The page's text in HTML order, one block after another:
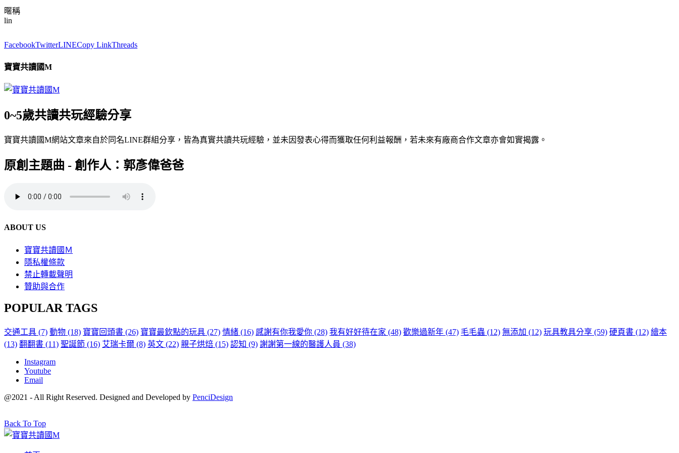
暱稱
lin
FacebookTwitterLINECopy LinkThreads
寶寶共讀國M
0~5歲共讀共玩經驗分享
寶寶共讀國M網站文章來自於同名LINE群組分享，皆為真實共讀共玩經驗，並未因發表心得而獲取任何利益報酬，若未來有廠商合作文章亦會如實揭露。
原創主題曲 - 創作人：郭彥偉爸爸
ABOUT US
寶寶共讀國Ｍ
隱私權條款
禁止轉載聲明
贊助與合作
POPULAR TAGS
交通工具 (7) 動物 (18) 寶寶回頭書 (26) 寶寶最欽點的玩具 (27) 情緒 (16) 感謝有你我愛你 (28) 我有好好待在家 (48) 歡樂過新年 (47) 毛毛蟲 (12) 無添加 (12) 玩具教具分享 (59) 硬頁書 (12) 繪本
(13) 翻翻書 (11) 聖誕節 (16) 艾瑞卡爾 (8) 英文 (22) 親子烘焙 (15) 認知 (9) 謝謝第一線的醫護人員 (38)
Instagram
Youtube
Email
@2021 - All Right Reserved. Designed and Developed by PenciDesign
Back To Top